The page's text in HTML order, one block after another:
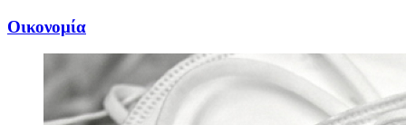
Oικονομία